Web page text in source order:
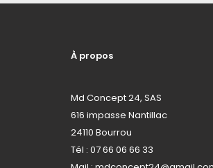
À propos
Md Concept 24, SAS
616 impasse Nantillac
24110 Bourrou
Tél : 07 66 06 66 33